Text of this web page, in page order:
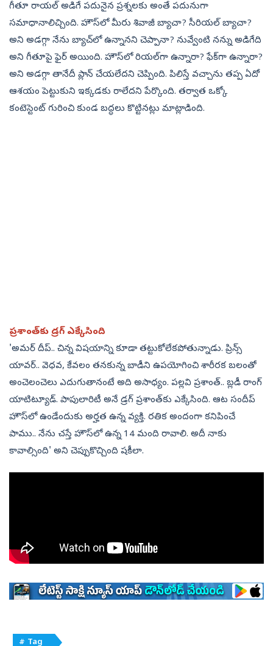
గీతూ రాయల్‌ అడిగే పదునైన ప్రశ్నలకు అంతే పదునుగా
సమాధానాలిచ్చింది. హౌస్‌లో మీరు శివాజీ బ్యాచా? సీరియల్‌ బ్యాచా?
అని అడగ్గా నేను బ్యాచ్‌లో ఉన్నానని చెప్పానా? నువ్వేంటి నన్ను అడిగేది
అని గీతూపై ఫైర్‌ అయింది. హౌస్‌లో రియల్‌గా ఉన్నారా? ఫేక్‌గా ఉన్నారా?
అని అడగ్గా తానేదీ ప్లాన్‌ చేయలేదని చెప్పింది. పిలిస్తే వచ్చాను తప్ప ఏదో
ఆశయం పెట్టుకుని ఇక్కడకు రాలేదని పేర్కొంది. తర్వాత ఒక్కో
కంటెస్టెంట్‌ గురించి కుండ బద్ధలు కొట్టినట్లు మాట్లాడింది.
ప్రశాంత్‌కు డ్రగ్‌ ఎక్కేసింది
'అమర్‌ దీప్‌.. చిన్న విషయాన్ని కూడా తట్టుకోలేకపోతున్నాడు. ప్రిన్స్‌
యావర్‌.. వెధవ, కేవలం తనకున్న బాడీని ఉపయోగించి శారీరక బలంతో
అంచెలంచెలు ఎదుగుతానంటే అది అసాధ్యం. పల్లవి ప్రశాంత్‌.. బ్లడీ రాంగ్‌
యాటిట్యూడ్‌. పాపులారిటీ అనే డ్రగ్‌ ప్రశాంత్‌కు ఎక్కేసింది. ఆట సందీప్‌
హౌస్‌లో ఉండేందుకు అర్హత ఉన్న వ్యక్తి. రతిక అందంగా కనిపించే
పాము.. నేను చస్తే హౌస్‌లో ఉన్న 14 మంది రావాలి. అదీ నాకు
కావాల్సింది' అని చెప్పుకొచ్చింది షకీలా.
# Tag